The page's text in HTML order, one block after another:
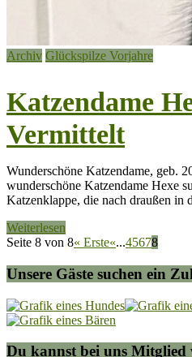
Archiv Glückspilze Vorjahre
Katzendame
Vermittelt
Wunderschöne Katzendame, geb.
wunderschöne Katzendame Hexe
Katzenklappe, die nach draußen in
Weiterlesen
Seite 8 von 8« Erste«...45678
Unsere Gäste suchen ein
Du kannst bei uns Mitglied